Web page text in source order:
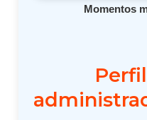
Momentos